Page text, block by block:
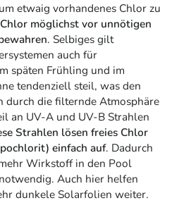
etwaig vorhandenes Chlor zu
möglichst vor unnötigen
. Selbiges gilt
auch für
späten Frühling und im
tendenziell steil, was den
durch die filternde Atmosphäre
an UV-A und UV-B Strahlen
Strahlen lösen freies Chlor
einfach auf. Dadurch
Wirkstoff in den Pool
Auch hier helfen
dunkele Solarfolien weiter.